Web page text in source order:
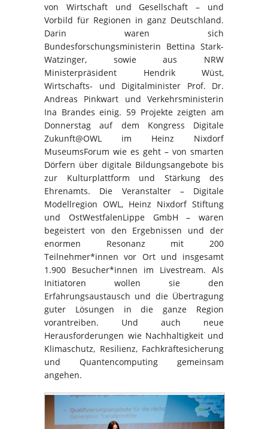
von Wirtschaft und Gesellschaft – und
Vorbild für Regionen in ganz Deutschland.
Darin waren sich
Bundesforschungsministerin Bettina Stark-
Watzinger, sowie aus NRW
Ministerpräsident Hendrik Wüst,
Wirtschafts- und Digitalminister Prof. Dr.
Andreas Pinkwart und Verkehrsministerin
Ina Brandes einig. 59 Projekte zeigten am
Donnerstag auf dem Kongress Digitale
Zukunft@OWL im Heinz Nixdorf
MuseumsForum wie es geht – von smarten
Dörfern über digitale Bildungsangebote bis
zur Kulturplattform und Stärkung des
Ehrenamts. Die Veranstalter – Digitale
Modellregion OWL, Heinz Nixdorf Stiftung
und OstWestfalenLippe GmbH – waren
begeistert von den Ergebnissen und der
enormen Resonanz mit 200
Teilnehmer*innen vor Ort und insgesamt
1.900 Besucher*innen im Livestream. Als
Initiatoren wollen sie den
Erfahrungsaustausch und die Übertragung
guter Lösungen in die ganze Region
vorantreiben. Und auch neue
Herausforderungen wie Nachhaltigkeit und
Klimaschutz, Resilienz, Fachkräftesicherung
und Quantencomputing gemeinsam
angehen.